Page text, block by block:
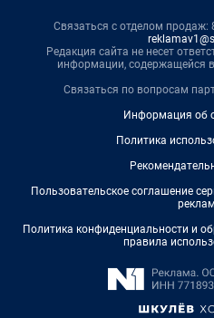
Связаться с отделом продаж:
Редакция сайта не несет
информации, содержащейся
Связаться по вопросам
Информация об
Политика
Пользовательское соглашение
Политика конфиденциальности и
правила